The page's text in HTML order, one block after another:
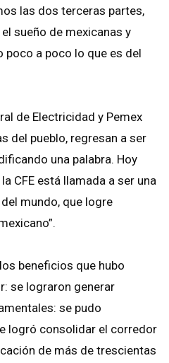
las dos terceras partes,
sueño de mexicanas y
poco a poco lo que es del
de Electricidad y Pemex
del pueblo, regresan a ser
una palabra. Hoy
CFE está llamada a ser una
mundo, que logre
beneficios que hubo
se lograron generar
se pudo
logró consolidar el corredor
de más de trescientas